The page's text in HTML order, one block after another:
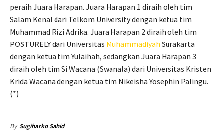
peraih Juara Harapan. Juara Harapan 1 diraih oleh tim
Salam Kenal dari Telkom University dengan ketua tim
Muhammad Rizi Adrika. Juara Harapan 2 diraih oleh tim
POSTURELY dari Universitas Muhammadiyah Surakarta
dengan ketua tim Yulaihah, sedangkan Juara Harapan 3
diraih oleh tim Si Wacana (Swanala) dari Universitas Kristen
Krida Wacana dengan ketua tim Nikeisha Yosephin Palingu.
(*)
By Sugiharko Sahid